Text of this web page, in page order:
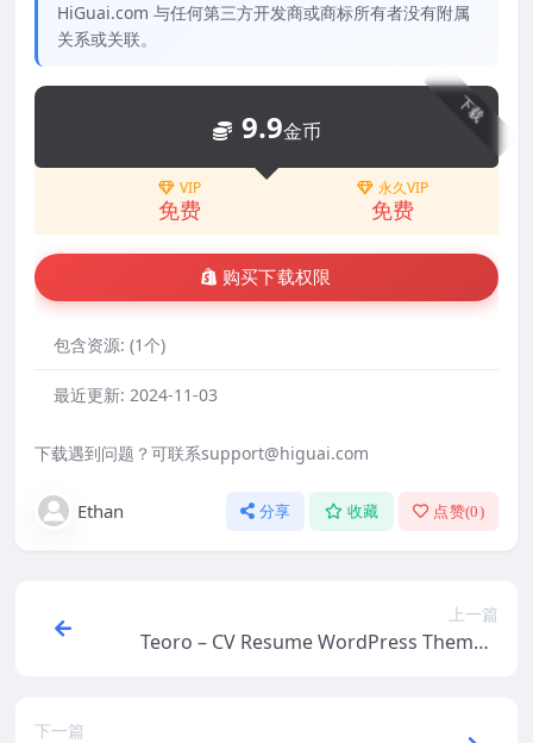
HiGuai.com 与任何第三方开发商或商标所有者没有附属
关系或关联。
下载
9.9金币
VIP
免费
永久VIP
免费
购买下载权限
包含资源: (1个)
最近更新: 2024-11-03
下载遇到问题？可联系support@higuai.com
Ethan 分享 收藏 点赞(0)
上一篇
Teoro – CV Resume WordPress Theme v
下一篇